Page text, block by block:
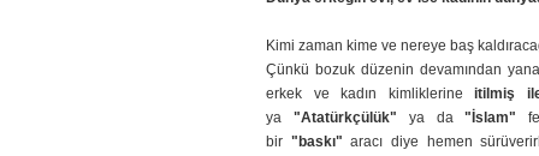
Kimi zaman kime ve nereye baş
Çünkü bozuk düzenin devamından
erkek ve kadın kimliklerineitilmiş
ya "Atatürkçülük" ya da"İslam"
bir "baskı" aracı diye hemen